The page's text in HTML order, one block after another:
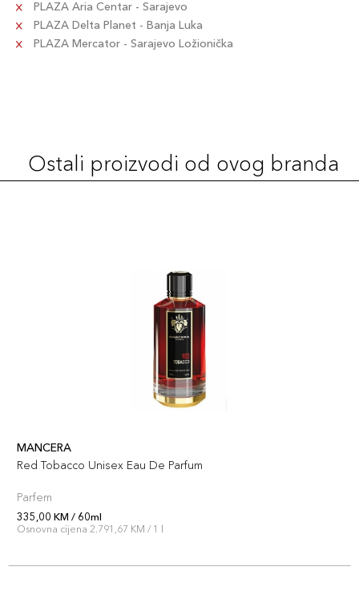
PLAZA Aria Centar - Sarajevo
PLAZA Delta Planet - Banja Luka
PLAZA Mercator - Sarajevo Ložionička
Ostali proizvodi od ovog branda
MANCERA
Red Tobacco Unisex Eau De Parfum
Parfem
335,00 KM / 60ml
Osnovna cijena 2.791,67 KM / 1 l